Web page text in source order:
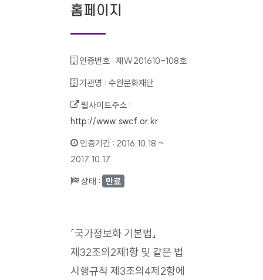
홈페이지
인증번호 : 제W201610-108호
기관명 : 수원문화재단
웹사이트주소 :
http://www.swcf.or.kr
인증기간 : 2016.10.18 ~
2017.10.17
상태 : 만료
「국가정보화 기본법」
제32조의2제1항 및 같은 법
시행규칙 제3조의4제2항에